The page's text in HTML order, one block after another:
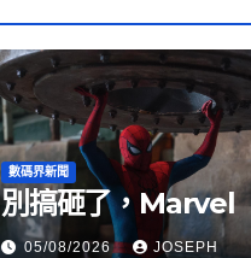
數碼界新聞
別搞砸了，Marvel
05/08/2026 JOSEPH